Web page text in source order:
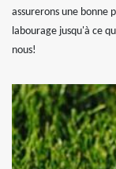
assurerons une bonne
labourage jusqu'à ce
nous!